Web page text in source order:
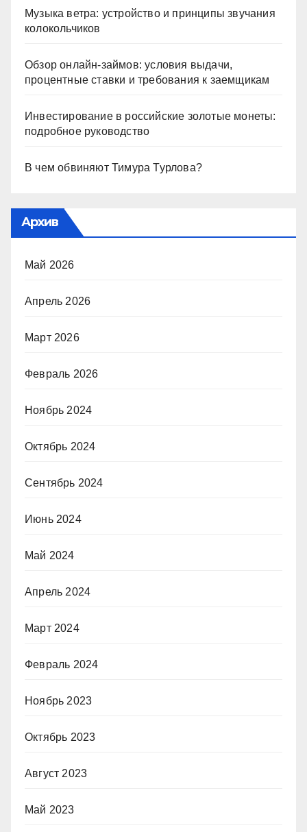
Музыка ветра: устройство и принципы звучания
колокольчиков
Обзор онлайн-займов: условия выдачи,
процентные ставки и требования к заемщикам
Инвестирование в российские золотые монеты:
подробное руководство
В чем обвиняют Тимура Турлова?
Архив
Май 2026
Апрель 2026
Март 2026
Февраль 2026
Ноябрь 2024
Октябрь 2024
Сентябрь 2024
Июнь 2024
Май 2024
Апрель 2024
Март 2024
Февраль 2024
Ноябрь 2023
Октябрь 2023
Август 2023
Май 2023